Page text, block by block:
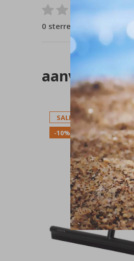
0
0 sterren op basis van 0
SALE
-10%